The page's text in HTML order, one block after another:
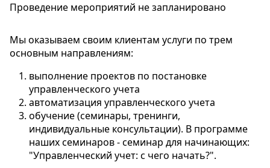
Проведение мероприятий не запланировано
Мы оказываем своим клиентам услуги по трем
основным направлениям:
выполнение проектов по постановке
управленческого учета
автоматизация управленческого учета
обучение (семинары, тренинги,
индивидуальные консультации). В программе
наших семинаров - семинар для начинающих:
"Управленческий учет: с чего начать?".